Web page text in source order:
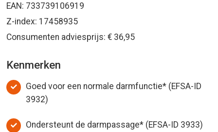
EAN: 733739106919
Z-index: 17458935
Consumenten adviesprijs: € 36,95
Kenmerken
Goed voor een normale darmfunctie* (EFSA-ID
3932)
Ondersteunt de darmpassage* (EFSA-ID 3933)